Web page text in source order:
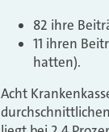
82 ihre
11 ihren
hatten).
Acht